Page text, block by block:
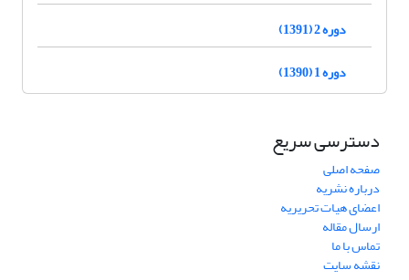
دوره 2 (1391)
دوره 1 (1390)
دسترسی سریع
صفحه اصلی
درباره نشریه
اعضای هیات تحریریه
ارسال مقاله
تماس با ما
نقشه سایت